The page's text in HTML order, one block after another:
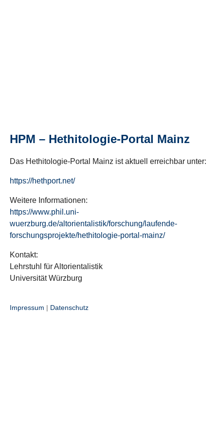
HPM – Hethitologie-Portal Mainz
Das Hethitologie-Portal Mainz ist aktuell erreichbar unter:
https://hethport.net/
Weitere Informationen:
https://www.phil.uni-
wuerzburg.de/altorientalistik/forschung/laufende-
forschungsprojekte/hethitologie-portal-mainz/
Kontakt:
Lehrstuhl für Altorientalistik
Universität Würzburg
Impressum | Datenschutz